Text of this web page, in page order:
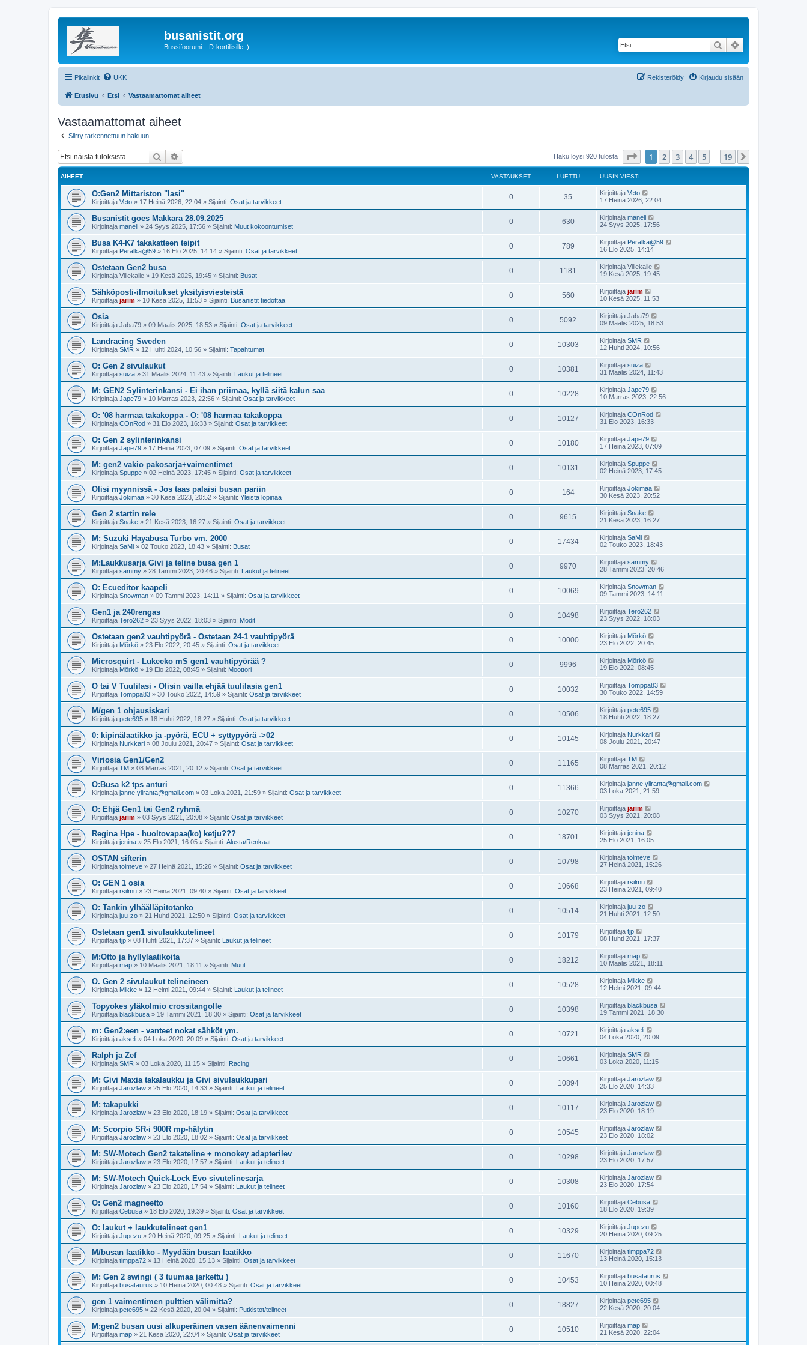
busanistit.org
Bussifoorumi :: D-kortillisille ;) Etsi
Pikalinkit UKK Kirjaudu sisään
Rekisteröidy
Etusivu Etsi Vastaamattomat aiheet
Vastaamattomat aiheet
Siirry tarkennettuun hakuun
Etsi Haku löysi 920 tulosta Sivu 19
1 2 3 4 5 19
AIHEET VASTAUKSET LUETTU UUSIN VIESTI
O:Gen2 Mittariston "lasi"
Kirjoittaja Veto » 17 Heinä 2026, 22:04 » Sijainti: Osat ja tarvikkeet
0 35 Kirjoittaja Veto
17 Heinä 2026, 22:04
Busanistit goes Makkara 28.09.2025
Kirjoittaja maneli » 24 Syys 2025, 17:56 » Sijainti: Muut kokoontumiset
0 630 Kirjoittaja maneli
24 Syys 2025, 17:56
Busa K4-K7 takakatteen teipit
Kirjoittaja Peralka@59 » 16 Elo 2025, 14:14 » Sijainti: Osat ja tarvikkeet
0 789 Kirjoittaja Peralka@59
16 Elo 2025, 14:14
Ostetaan Gen2 busa
Kirjoittaja Villekalle » 19 Kesä 2025, 19:45 » Sijainti: Busat
0 1181 Kirjoittaja Villekalle
19 Kesä 2025, 19:45
Sähköposti-ilmoitukset yksityisviesteistä
Kirjoittaja jarim » 10 Kesä 2025, 11:53 » Sijainti: Busanistit tiedottaa
0 560 Kirjoittaja jarim
10 Kesä 2025, 11:53
Osia
Kirjoittaja Jaba79 » 09 Maalis 2025, 18:53 » Sijainti: Osat ja tarvikkeet
0 5092 Kirjoittaja Jaba79
09 Maalis 2025, 18:53
Landracing Sweden
Kirjoittaja SMR » 12 Huhti 2024, 10:56 » Sijainti: Tapahtumat
0 10303 Kirjoittaja SMR
12 Huhti 2024, 10:56
O: Gen 2 sivulaukut
Kirjoittaja suiza » 31 Maalis 2024, 11:43 » Sijainti: Laukut ja telineet
0 10381 Kirjoittaja suiza
31 Maalis 2024, 11:43
M: GEN2 Sylinterinkansi - Ei ihan priimaa, kyllä siitä kalun saa
Kirjoittaja Jape79 » 10 Marras 2023, 22:56 » Sijainti: Osat ja tarvikkeet
0 10228 Kirjoittaja Jape79
10 Marras 2023, 22:56
O: '08 harmaa takakoppa - O: '08 harmaa takakoppa
Kirjoittaja COnRod » 31 Elo 2023, 16:33 » Sijainti: Osat ja tarvikkeet
0 10127 Kirjoittaja COnRod
31 Elo 2023, 16:33
O: Gen 2 sylinterinkansi
Kirjoittaja Jape79 » 17 Heinä 2023, 07:09 » Sijainti: Osat ja tarvikkeet
0 10180 Kirjoittaja Jape79
17 Heinä 2023, 07:09
M: gen2 vakio pakosarja+vaimentimet
Kirjoittaja Spuppe » 02 Heinä 2023, 17:45 » Sijainti: Osat ja tarvikkeet
0 10131 Kirjoittaja Spuppe
02 Heinä 2023, 17:45
Olisi myynnissä - Jos taas palaisi busan pariin
Kirjoittaja Jokimaa » 30 Kesä 2023, 20:52 » Sijainti: Yleistä löpinää
0 164 Kirjoittaja Jokimaa
30 Kesä 2023, 20:52
Gen 2 startin rele
Kirjoittaja Snake » 21 Kesä 2023, 16:27 » Sijainti: Osat ja tarvikkeet
0 9615 Kirjoittaja Snake
21 Kesä 2023, 16:27
M: Suzuki Hayabusa Turbo vm. 2000
Kirjoittaja SaMi » 02 Touko 2023, 18:43 » Sijainti: Busat
0 17434 Kirjoittaja SaMi
02 Touko 2023, 18:43
M:Laukkusarja Givi ja teline busa gen 1
Kirjoittaja sammy » 28 Tammi 2023, 20:46 » Sijainti: Laukut ja telineet
0 9970 Kirjoittaja sammy
28 Tammi 2023, 20:46
O: Ecueditor kaapeli
Kirjoittaja Snowman » 09 Tammi 2023, 14:11 » Sijainti: Osat ja tarvikkeet
0 10069 Kirjoittaja Snowman
09 Tammi 2023, 14:11
Gen1 ja 240rengas
Kirjoittaja Tero262 » 23 Syys 2022, 18:03 » Sijainti: Modit
0 10498 Kirjoittaja Tero262
23 Syys 2022, 18:03
Ostetaan gen2 vauhtipyörä - Ostetaan 24-1 vauhtipyörä
Kirjoittaja Mörkö » 23 Elo 2022, 20:45 » Sijainti: Osat ja tarvikkeet
0 10000 Kirjoittaja Mörkö
23 Elo 2022, 20:45
Microsquirt - Lukeeko mS gen1 vauhtipyörää ?
Kirjoittaja Mörkö » 19 Elo 2022, 08:45 » Sijainti: Moottori
0 9996 Kirjoittaja Mörkö
19 Elo 2022, 08:45
O tai V Tuulilasi - Olisin vailla ehjää tuulilasia gen1
Kirjoittaja Tomppa83 » 30 Touko 2022, 14:59 » Sijainti: Osat ja tarvikkeet
0 10032 Kirjoittaja Tomppa83
30 Touko 2022, 14:59
M/gen 1 ohjausiskari
Kirjoittaja pete695 » 18 Huhti 2022, 18:27 » Sijainti: Osat ja tarvikkeet
0 10506 Kirjoittaja pete695
18 Huhti 2022, 18:27
0: kipinälaatikko ja -pyörä, ECU + syttypyörä ->02
Kirjoittaja Nurkkari » 08 Joulu 2021, 20:47 » Sijainti: Osat ja tarvikkeet
0 10145 Kirjoittaja Nurkkari
08 Joulu 2021, 20:47
Viriosia Gen1/Gen2
Kirjoittaja TM » 08 Marras 2021, 20:12 » Sijainti: Osat ja tarvikkeet
0 11165 Kirjoittaja TM
08 Marras 2021, 20:12
O:Busa k2 tps anturi
Kirjoittaja janne.yliranta@gmail.com » 03 Loka 2021, 21:59 » Sijainti: Osat ja tarvikkeet
0 11366 Kirjoittaja janne.yliranta@gmail.com
03 Loka 2021, 21:59
O: Ehjä Gen1 tai Gen2 ryhmä
Kirjoittaja jarim » 03 Syys 2021, 20:08 » Sijainti: Osat ja tarvikkeet
0 10270 Kirjoittaja jarim
03 Syys 2021, 20:08
Regina Hpe - huoltovapaa(ko) ketju???
Kirjoittaja jenina » 25 Elo 2021, 16:05 » Sijainti: Alusta/Renkaat
0 18701 Kirjoittaja jenina
25 Elo 2021, 16:05
OSTAN sifterin
Kirjoittaja toimeve » 27 Heinä 2021, 15:26 » Sijainti: Osat ja tarvikkeet
0 10798 Kirjoittaja toimeve
27 Heinä 2021, 15:26
O: GEN 1 osia
Kirjoittaja rsilmu » 23 Heinä 2021, 09:40 » Sijainti: Osat ja tarvikkeet
0 10668 Kirjoittaja rsilmu
23 Heinä 2021, 09:40
O: Tankin ylhäälläpitotanko
Kirjoittaja juu-zo » 21 Huhti 2021, 12:50 » Sijainti: Osat ja tarvikkeet
0 10514 Kirjoittaja juu-zo
21 Huhti 2021, 12:50
Ostetaan gen1 sivulaukkutelineet
Kirjoittaja tjp » 08 Huhti 2021, 17:37 » Sijainti: Laukut ja telineet
0 10179 Kirjoittaja tjp
08 Huhti 2021, 17:37
M:Otto ja hyllylaatikoita
Kirjoittaja map » 10 Maalis 2021, 18:11 » Sijainti: Muut
0 18212 Kirjoittaja map
10 Maalis 2021, 18:11
O. Gen 2 sivulaukut telineineen
Kirjoittaja Mikke » 12 Helmi 2021, 09:44 » Sijainti: Laukut ja telineet
0 10528 Kirjoittaja Mikke
12 Helmi 2021, 09:44
Topyokes yläkolmio crossitangolle
Kirjoittaja blackbusa » 19 Tammi 2021, 18:30 » Sijainti: Osat ja tarvikkeet
0 10398 Kirjoittaja blackbusa
19 Tammi 2021, 18:30
m: Gen2:een - vanteet nokat sähköt ym.
Kirjoittaja akseli » 04 Loka 2020, 20:09 » Sijainti: Osat ja tarvikkeet
0 10721 Kirjoittaja akseli
04 Loka 2020, 20:09
Ralph ja Zef
Kirjoittaja SMR » 03 Loka 2020, 11:15 » Sijainti: Racing
0 10661 Kirjoittaja SMR
03 Loka 2020, 11:15
M: Givi Maxia takalaukku ja Givi sivulaukkupari
Kirjoittaja Jarozlaw » 25 Elo 2020, 14:33 » Sijainti: Laukut ja telineet
0 10894 Kirjoittaja Jarozlaw
25 Elo 2020, 14:33
M: takapukki
Kirjoittaja Jarozlaw » 23 Elo 2020, 18:19 » Sijainti: Osat ja tarvikkeet
0 10117 Kirjoittaja Jarozlaw
23 Elo 2020, 18:19
M: Scorpio SR-i 900R mp-hälytin
Kirjoittaja Jarozlaw » 23 Elo 2020, 18:02 » Sijainti: Osat ja tarvikkeet
0 10545 Kirjoittaja Jarozlaw
23 Elo 2020, 18:02
M: SW-Motech Gen2 takateline + monokey adapterilev
Kirjoittaja Jarozlaw » 23 Elo 2020, 17:57 » Sijainti: Laukut ja telineet
0 10298 Kirjoittaja Jarozlaw
23 Elo 2020, 17:57
M: SW-Motech Quick-Lock Evo sivutelinesarja
Kirjoittaja Jarozlaw » 23 Elo 2020, 17:54 » Sijainti: Laukut ja telineet
0 10308 Kirjoittaja Jarozlaw
23 Elo 2020, 17:54
O: Gen2 magneetto
Kirjoittaja Cebusa » 18 Elo 2020, 19:39 » Sijainti: Osat ja tarvikkeet
0 10160 Kirjoittaja Cebusa
18 Elo 2020, 19:39
O: laukut + laukkutelineet gen1
Kirjoittaja Jupezu » 20 Heinä 2020, 09:25 » Sijainti: Laukut ja telineet
0 10329 Kirjoittaja Jupezu
20 Heinä 2020, 09:25
M/busan laatikko - Myydään busan laatikko
Kirjoittaja timppa72 » 13 Heinä 2020, 15:13 » Sijainti: Osat ja tarvikkeet
0 11670 Kirjoittaja timppa72
13 Heinä 2020, 15:13
M: Gen 2 swingi ( 3 tuumaa jarkettu )
Kirjoittaja busataurus » 10 Heinä 2020, 00:48 » Sijainti: Osat ja tarvikkeet
0 10453 Kirjoittaja busataurus
10 Heinä 2020, 00:48
gen 1 vaimentimen pulttien välimitta?
Kirjoittaja pete695 » 22 Kesä 2020, 20:04 » Sijainti: Putkistot/telineet
0 18827 Kirjoittaja pete695
22 Kesä 2020, 20:04
M:gen2 busan uusi alkuperäinen vasen äänenvaimenni
Kirjoittaja map » 21 Kesä 2020, 22:04 » Sijainti: Osat ja tarvikkeet
0 10510 Kirjoittaja map
21 Kesä 2020, 22:04